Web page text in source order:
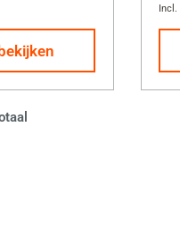
Incl.